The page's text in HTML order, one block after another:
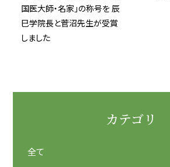
国医大師・名家」の称号を 辰
巳学院長と菅沼先生が受賞
しました
カテゴリ
全て